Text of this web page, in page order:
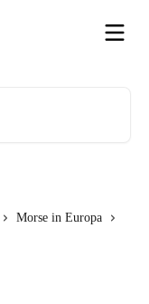
Morse in Europa